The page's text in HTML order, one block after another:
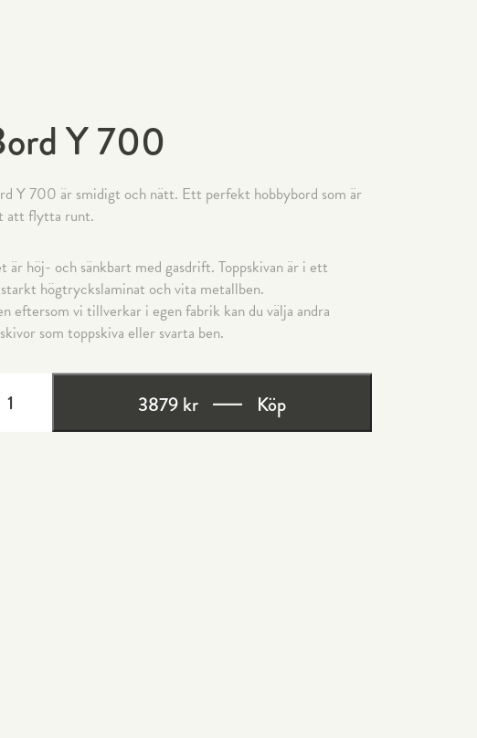
Y 700
Y 700 är smidigt och nätt. Ett perfekt hobbybord som är
att flytta runt.
är höj- och sänkbart med gasdrift. Toppskivan är i ett
högtryckslaminat och vita metallben.
eftersom vi tillverkar i egen fabrik kan du välja andra
som toppskiva eller svarta ben.
3879 kr Köp